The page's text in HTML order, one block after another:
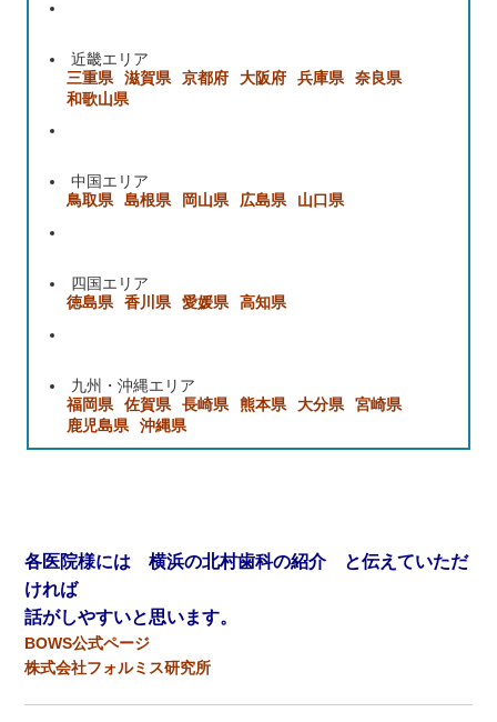
近畿エリア
三重県
滋賀県 京都府 大阪府 兵庫県
奈良県
和歌山県
中国エリア
鳥取県
島根県 岡山県 広島県 山口県
四国エリア
徳島県
香川県 愛媛県 高知県
九州・沖縄エリア
福岡県
佐賀県 長崎県 熊本県 大分県
宮崎県
鹿児島県
沖縄県
各医院様には 横浜の北村歯科の紹介 と伝えていただ
ければ
話がしやすいと思います。
BOWS公式ページ
株式会社フォルミス研究所